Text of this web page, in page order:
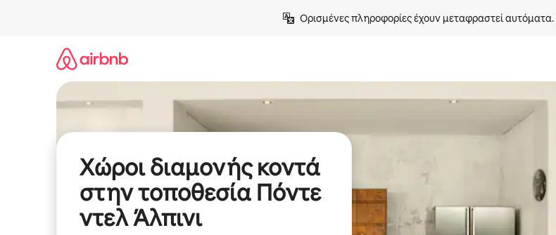
Ορισμένες πληροφορίες έχουν μεταφραστεί αυτόματα.
Χώροι διαμονής κοντά
στην τοποθεσία Πόντε
ντελ Άλπινι